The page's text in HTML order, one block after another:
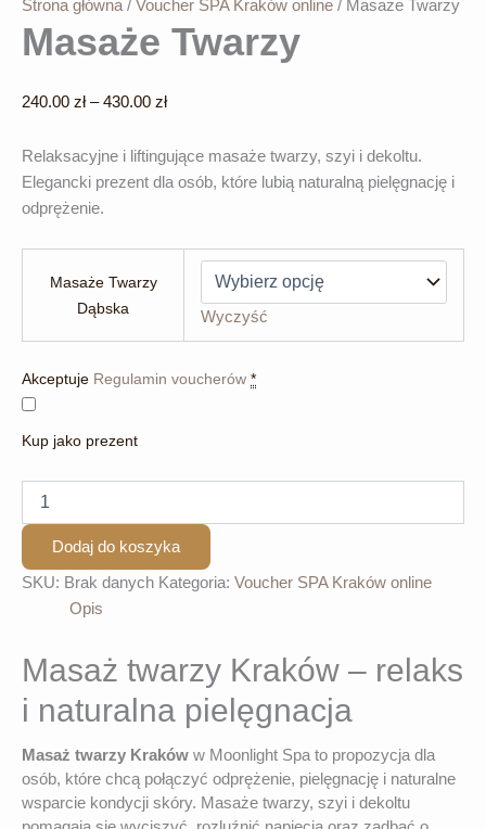
Strona główna / Voucher SPA Kraków online / Masaże Twarzy
Masaże Twarzy
240.00 zł – 430.00 złZakres
od
240.00 zł
Relaksacyjne i liftingujące masaże twarzy, szyi i dekoltu.
Elegancki prezent dla osób, które lubią naturalną pielęgnację i
odprężenie.
Masaże Twarzy
Dąbska
Wyczyść
Akceptuje Regulamin voucherów *
Kup jako prezent
ilość
Masaże
Twarzy
Dodaj do koszyka
SKU: Brak danych Kategoria: Voucher SPA Kraków online
Opis
Masaż twarzy Kraków – relaks
i naturalna pielęgnacja
Masaż twarzy Kraków w Moonlight Spa to propozycja dla
osób, które chcą połączyć odprężenie, pielęgnację i naturalne
wsparcie kondycji skóry. Masaże twarzy, szyi i dekoltu